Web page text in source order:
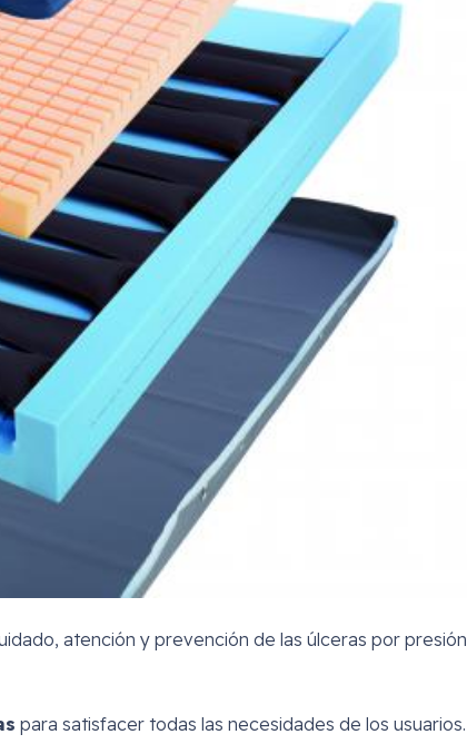
atención y prevención de las úlceras por presión
para satisfacer todas las necesidades de los usuarios.